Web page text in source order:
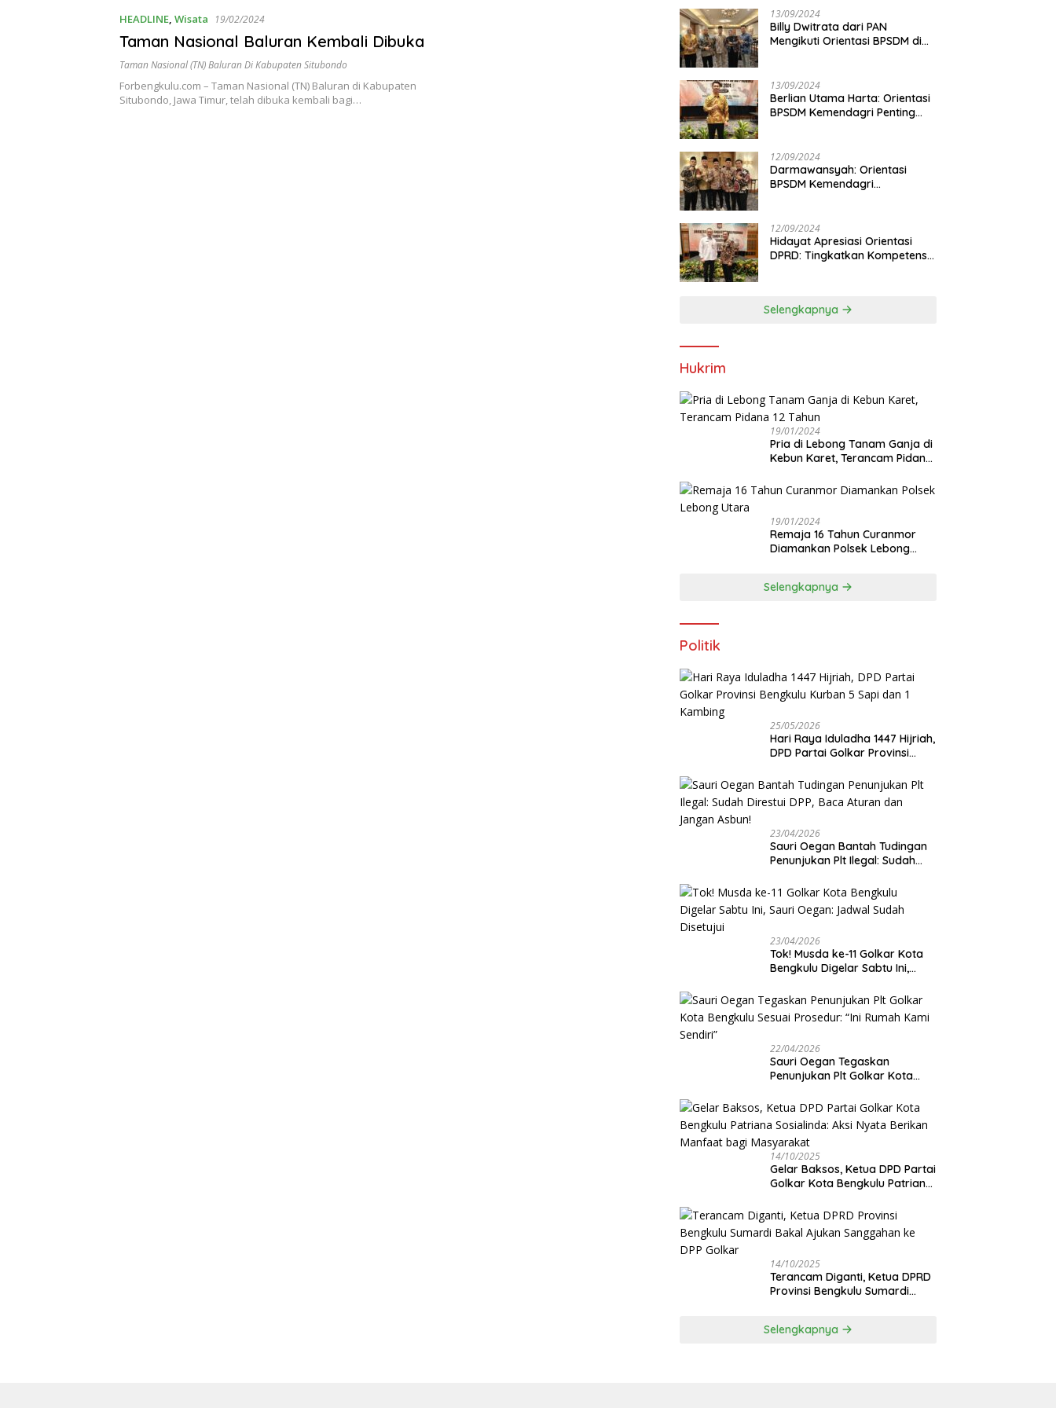
HEADLINE, Wisata 19/02/2024
Taman Nasional Baluran Kembali Dibuka
Taman Nasional (TN) Baluran Di Kabupaten Situbondo
Forbengkulu.com – Taman Nasional (TN) Baluran di Kabupaten
Situbondo, Jawa Timur, telah dibuka kembali bagi…
13/09/2024
Billy Dwitrata dari PAN
Mengikuti Orientasi BPSDM di
13/09/2024
Berlian Utama Harta: Orientasi
BPSDM Kemendagri Penting
12/09/2024
Darmawansyah: Orientasi
BPSDM Kemendagri
12/09/2024
Hidayat Apresiasi Orientasi
DPRD: Tingkatkan Kompetensi
Selengkapnya
Hukrim
19/01/2024
Pria di Lebong Tanam Ganja di
Kebun Karet, Terancam Pidana
19/01/2024
Remaja 16 Tahun Curanmor
Diamankan Polsek Lebong
Selengkapnya
Politik
25/05/2026
Hari Raya Iduladha 1447 Hijriah,
DPD Partai Golkar Provinsi
Kambing
23/04/2026
Sauri Oegan Bantah Tudingan
Penunjukan Plt Ilegal: Sudah
Jangan Asbun!
23/04/2026
‎Tok! Musda ke-11 Golkar Kota
Bengkulu Digelar Sabtu Ini,
Disetujui
22/04/2026
Sauri Oegan Tegaskan
Penunjukan Plt Golkar Kota
Rumah Kami Sendiri”
14/10/2025
‎Gelar Baksos, Ketua DPD Partai
Golkar Kota Bengkulu Patriana
Manfaat bagi Masyarakat
14/10/2025
Terancam Diganti, Ketua DPRD
Provinsi Bengkulu Sumardi
Selengkapnya